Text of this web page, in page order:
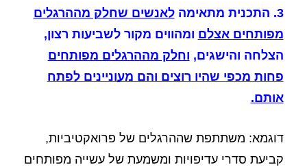
3. התכנית מתאימה
לאנשים שחלק מההרגלים
מפותחים אצלם ומהווים מקור לשביעות רצון,
הצלחה והישגים, וחלק מההרגלים מפותחים
פחות מכפי שהיו רוצים והם מעוניינים לפתח
אותם.
דוגמא: משתתפת שההרגלים של פרואקטיביות,
קביעת סדרי עדיפויות ומשמעת של עשייה מפותחים